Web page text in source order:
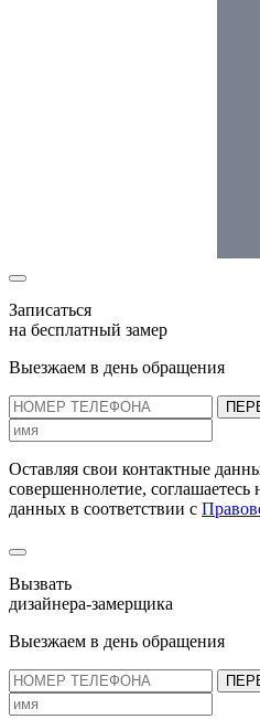
Записаться
на бесплатный замер
Выезжаем в день обращения
Оставляя свои контактные
совершеннолетие,
данных в соответствии с
Вызвать
дизайнера-замерщика
Выезжаем в день обращения